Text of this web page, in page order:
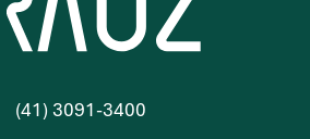
(41) 3091-3400